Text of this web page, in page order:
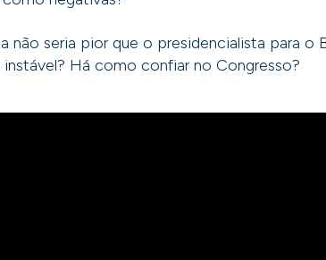
não seria pior que o presidencialista para o
Há como confiar no Congresso?